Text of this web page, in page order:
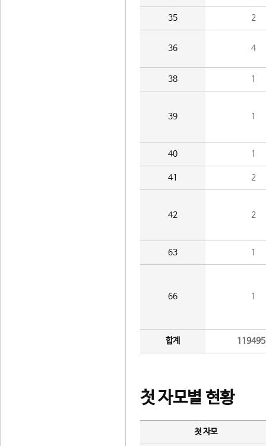
35 2
36 4
38 1
39 1
40 1
41 2
42 2
63 1
66 1
합계
첫 자모별 현황
첫 자모